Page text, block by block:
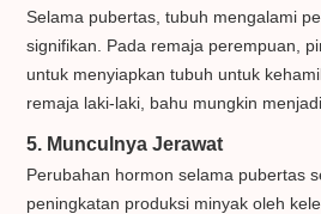
Selama pubertas, tubuh mengalami
signifikan. Pada remaja perempuan,
untuk menyiapkan tubuh untuk
remaja laki-laki, bahu mungkin
5. Munculnya Jerawat
Perubahan hormon selama pubertas
peningkatan produksi minyak oleh